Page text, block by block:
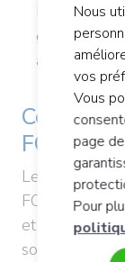
bonbons,
gum,
additifs...
Le défi est de
FODMAPs !
et la façon
sont décisifs
Nous
vos
Vous
page
Pour